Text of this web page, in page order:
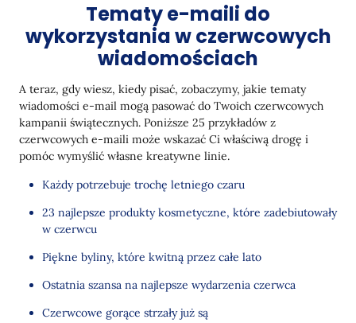
Tematy e-maili do
wykorzystania w czerwcowych
wiadomościach
A teraz, gdy wiesz, kiedy pisać, zobaczymy, jakie tematy
wiadomości e-mail mogą pasować do Twoich czerwcowych
kampanii świątecznych. Poniższe 25 przykładów z
czerwcowych e-maili może wskazać Ci właściwą drogę i
pomóc wymyślić własne kreatywne linie.
Każdy potrzebuje trochę letniego czaru
23 najlepsze produkty kosmetyczne, które zadebiutowały
w czerwcu
Piękne byliny, które kwitną przez całe lato
Ostatnia szansa na najlepsze wydarzenia czerwca
Czerwcowe gorące strzały już są